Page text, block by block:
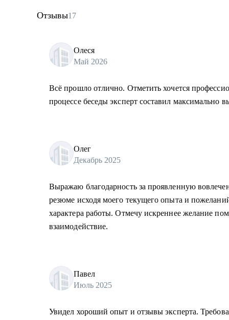
Отзывы17
Олеся
Май 2026
Всё прошло отлично. Отметить хочется
процессе беседы эксперт составил максимально
Олег
Декабрь 2025
Выражаю благодарность за проявленную
резюме исходя моего текущего опыта и
характера работы. Отмечу искреннее желание
взаимодействие.
Павел
Июль 2025
Увидел хороший опыт и отзывы эксперта.